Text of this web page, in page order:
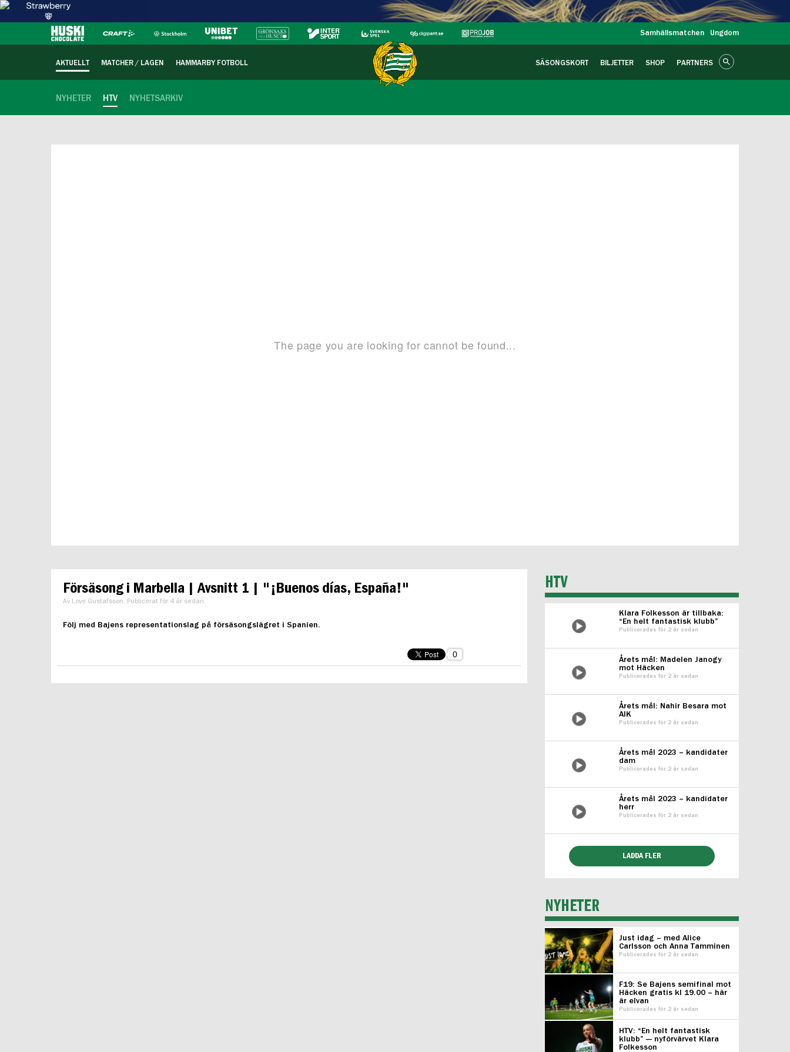
Samhällsmatchen Ungdom
AKTUELLT MATCHER / LAGEN HAMMARBY FOTBOLL SÄSONGSKORT BILJETTER SHOP PARTNERS
NYHETER HTV NYHETSARKIV
Försäsong i Marbella | Avsnitt 1 | "¡Buenos días, España!"
Av Love Gustafsson, Publicerat för 4 år sedan.
Följ med Bajens representationslag på försäsongslägret i Spanien.
0
HTV
Klara Folkesson är tillbaka:
“En helt fantastisk klubb”
Publicerades för 2 år sedan
Årets mål: Madelen Janogy
mot Häcken
Publicerades för 2 år sedan
Årets mål: Nahir Besara mot
AIK
Publicerades för 2 år sedan
Årets mål 2023 – kandidater
dam
Publicerades för 2 år sedan
Årets mål 2023 – kandidater
herr
Publicerades för 2 år sedan
LADDA FLER
NYHETER
Just idag – med Alice
Carlsson och Anna Tamminen
Publicerades för 2 år sedan
F19: Se Bajens semifinal mot
Häcken gratis kl 19.00 – här
är elvan
Publicerades för 2 år sedan
HTV: “En helt fantastisk
klubb” — nyförvärvet Klara
Folkesson